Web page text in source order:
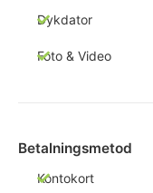
Dykdator
Foto & Video
Betalningsmetod
Kontokort